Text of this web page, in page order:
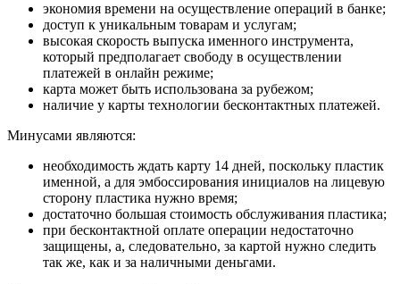
экономия времени на осуществление операций в банке;
доступ к уникальным товарам и услугам;
высокая скорость выпуска именного инструмента,
который предполагает свободу в осуществлении
платежей в онлайн режиме;
карта может быть использована за рубежом;
наличие у карты технологии бесконтактных платежей.
Минусами являются:
необходимость ждать карту 14 дней, поскольку пластик
именной, а для эмбоссирования инициалов на лицевую
сторону пластика нужно время;
достаточно большая стоимость обслуживания пластика;
при бесконтактной оплате операции недостаточно
защищены, а, следовательно, за картой нужно следить
так же, как и за наличными деньгами.